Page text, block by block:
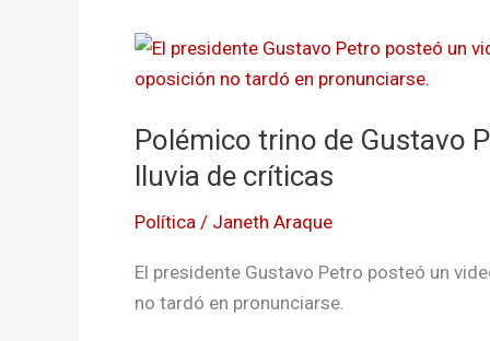
Polémico trino de Gustavo
lluvia de críticas
Política / Janeth Araque
El presidente Gustavo Petro posteó un
no tardó en pronunciarse.
Polémico
trino
Gustavo
Petro
la
marcha
desató